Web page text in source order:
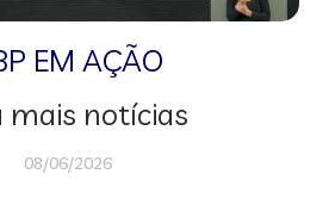
EM AÇÃO
mais notícias
08/06/2026